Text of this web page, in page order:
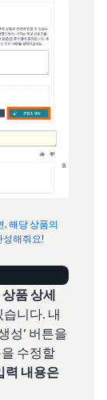
, 해당 상품의
성해줘요!
상품 상세
습니다. 내
성’ 버튼을
수정할
력 내용은